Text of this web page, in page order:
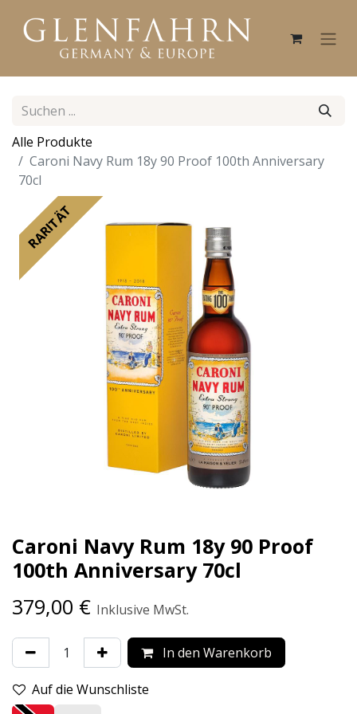
Alle Produkte
Caroni Navy Rum 18y 90 Proof 100th Anniversary
70cl
RARITÄT
Caroni Navy Rum 18y 90 Proof
100th Anniversary 70cl
379,00 € Inklusive MwSt.
In den Warenkorb
Auf die Wunschliste